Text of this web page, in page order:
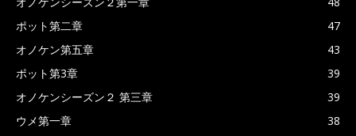
ポット第二章
47
オノケン第五章
43
ポット第3章
39
オノケンシーズン２ 第三章
39
ウメ第一章
38